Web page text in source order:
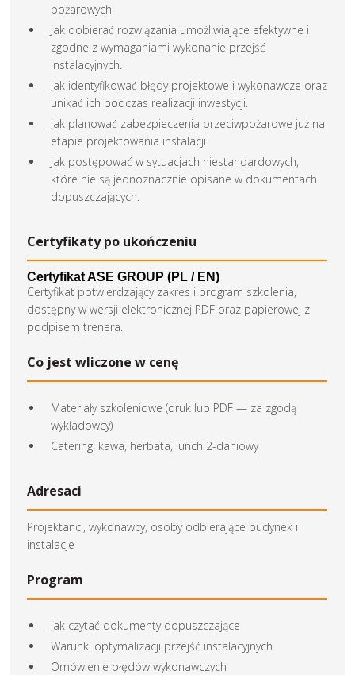
pożarowych.
Jak dobierać rozwiązania umożliwiające efektywne i
zgodne z wymaganiami wykonanie przejść
instalacyjnych.
Jak identyfikować błędy projektowe i wykonawcze oraz
unikać ich podczas realizacji inwestycji.
Jak planować zabezpieczenia przeciwpożarowe już na
etapie projektowania instalacji.
Jak postępować w sytuacjach niestandardowych,
które nie są jednoznacznie opisane w dokumentach
dopuszczających.
Certyfikaty po ukończeniu
Certyfikat ASE GROUP (PL / EN)
Certyfikat potwierdzający zakres i program szkolenia,
dostępny w wersji elektronicznej PDF oraz papierowej z
podpisem trenera.
Co jest wliczone w cenę
Materiały szkoleniowe (druk lub PDF — za zgodą
wykładowcy)
Catering: kawa, herbata, lunch 2-daniowy
Adresaci
Projektanci, wykonawcy, osoby odbierające budynek i
instalacje
Program
Jak czytać dokumenty dopuszczające
Warunki optymalizacji przejść instalacyjnych
Omówienie błędów wykonawczych